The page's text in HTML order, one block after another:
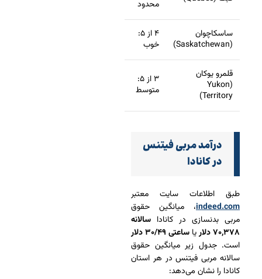
محدود
ساسکاچوان
(Saskatchewan)
۴ از ۵:
خوب
قلمرو یوکان
(Yukon
Territory)
۳ از ۵:
متوسط
درآمد مربی فیتنس
در کانادا
طبق اطلاعات سایت معتبر
indeed.com، میانگین حقوق
مربی بدنسازی در کانادا سالانه
۷۰,۳۷۸ دلار
یا ساعتی ۳۰/۴۹ دلار
است. جدول زیر میانگین حقوق
سالانه مربی فیتنس در هر استان
کانادا را نشان می‌دهد: